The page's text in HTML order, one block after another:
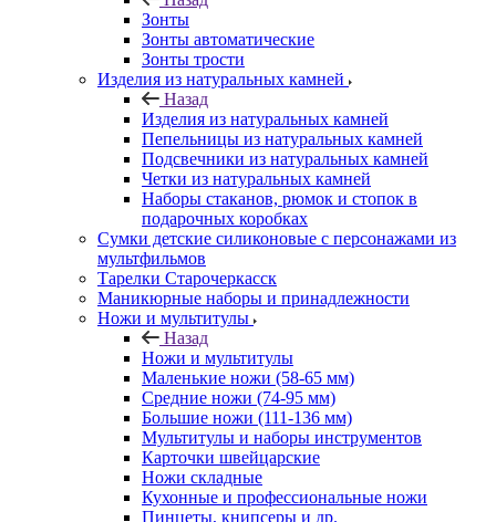
Зонты
Зонты автоматические
Зонты трости
Изделия из натуральных камней
Назад
Изделия из натуральных камней
Пепельницы из натуральных камней
Подсвечники из натуральных камней
Четки из натуральных камней
Наборы стаканов, рюмок и стопок в
подарочных коробках
Сумки детские силиконовые с персонажами из
мультфильмов
Тарелки Старочеркасск
Маникюрные наборы и принадлежности
Ножи и мультитулы
Назад
Ножи и мультитулы
Маленькие ножи (58-65 мм)
Средние ножи (74-95 мм)
Большие ножи (111-136 мм)
Мультитулы и наборы инструментов
Карточки швейцарские
Ножи складные
Кухонные и профессиональные ножи
Пинцеты, книпсеры и др.